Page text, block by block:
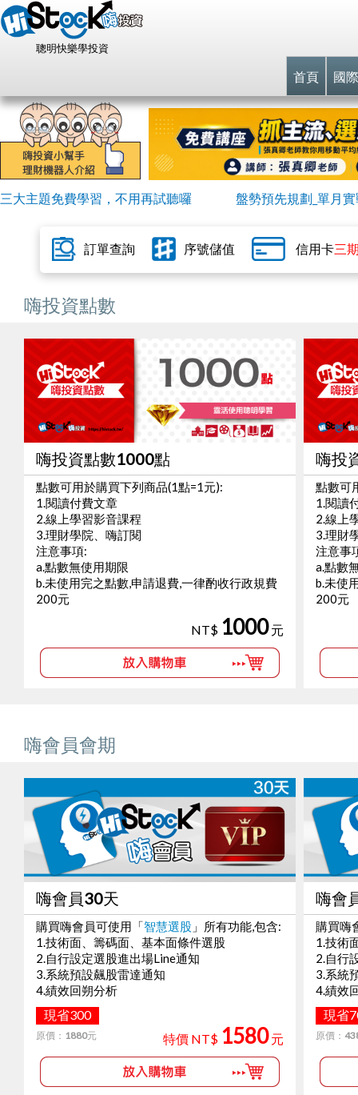
聰明快樂學投資
首頁 國
三大主題免費學習，不用再試聽囉 盤勢預先規劃_單月
訂單查詢 序號儲值 信用卡三
嗨投資點數
嗨投資點數1000點
點數可用於購買下列商品(1點=1元):
1.閱讀付費文章
2.線上學習影音課程
3.理財學院、嗨訂閱
注意事項:
a.點數無使用期限
b.未使用完之點數,申請退費,一律酌收行政規費
200元
NT$ 1000元
嗨投
點數可
1.閱讀
2.線上
3.理財
注意事
a.點數
b.未使
200元
嗨會員會期
嗨會員30天
購買嗨會員可使用「智慧選股 」所有功能,包含:
1.技術面、籌碼面、基本面條件選股
2.自行設定選股進出場Line通知
3.系統預設飆股雷達通知
4.績效回朔分析
現省300
原價： 1880元 特價 NT$ 1580元
嗨會
購買嗨
1.技術
2.自行
3.系統
4.績效
現省
原價：